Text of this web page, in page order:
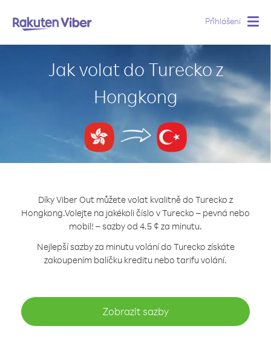
Přihlášení
Jak volat do Turecko z
Hongkong
Díky Viber Out můžete volat kvalitně do Turecko z
Hongkong.Volejte na jakékoli číslo v Turecko – pevná nebo
mobil! – sazby od 4.5 ¢ za minutu.
Nejlepší sazby za minutu volání do Turecko získáte
zakoupením balíčku kreditu nebo tarifu volání.
Zobrazit sazby